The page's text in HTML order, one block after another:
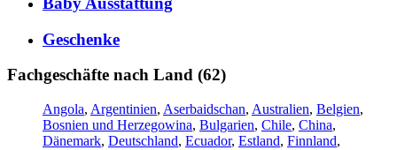
Geschenke
Fachgeschäfte nach Land (62)
Angola, Argentinien, Aserbaidschan, Australien, Belgien,
Bosnien und Herzegowina, Bulgarien, Chile, China,
Dänemark, Deutschland, Ecuador, Estland, Finnland,